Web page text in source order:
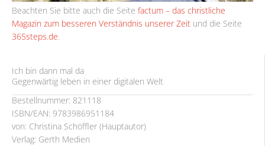
Ich bin dann mal da
Gegenwärtig leben in einer digitalen Welt
Bestellnummer: 821118
ISBN/EAN: 9783986951184
von: Christina Schöffler (Hauptautor)
Verlag: Gerth Medien
Beachten Sie bitte auch die Seite factum – das christliche
Magazin zum besseren Verständnis unserer Zeit und die Seite
365steps.de.